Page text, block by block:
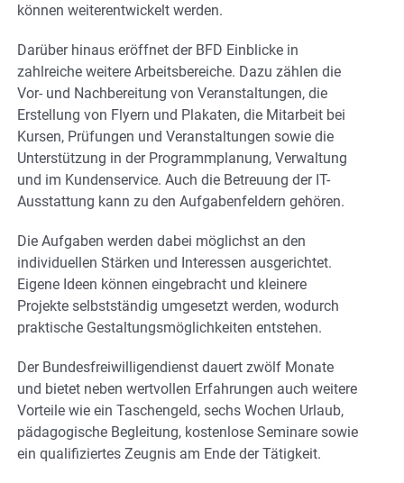
können weiterentwickelt werden.
Darüber hinaus eröffnet der BFD Einblicke in
zahlreiche weitere Arbeitsbereiche. Dazu zählen die
Vor- und Nachbereitung von Veranstaltungen, die
Erstellung von Flyern und Plakaten, die Mitarbeit bei
Kursen, Prüfungen und Veranstaltungen sowie die
Unterstützung in der Programmplanung, Verwaltung
und im Kundenservice. Auch die Betreuung der IT-
Ausstattung kann zu den Aufgabenfeldern gehören.
Die Aufgaben werden dabei möglichst an den
individuellen Stärken und Interessen ausgerichtet.
Eigene Ideen können eingebracht und kleinere
Projekte selbstständig umgesetzt werden, wodurch
praktische Gestaltungsmöglichkeiten entstehen.
Der Bundesfreiwilligendienst dauert zwölf Monate
und bietet neben wertvollen Erfahrungen auch weitere
Vorteile wie ein Taschengeld, sechs Wochen Urlaub,
pädagogische Begleitung, kostenlose Seminare sowie
ein qualifiziertes Zeugnis am Ende der Tätigkeit.